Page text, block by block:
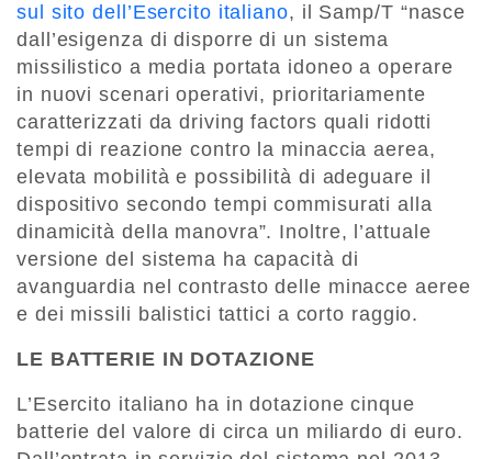
sul sito dell’Esercito italiano, il Samp/T “nasce
dall’esigenza di disporre di un sistema
missilistico a media portata idoneo a operare
in nuovi scenari operativi, prioritariamente
caratterizzati da driving factors quali ridotti
tempi di reazione contro la minaccia aerea,
elevata mobilità e possibilità di adeguare il
dispositivo secondo tempi commisurati alla
dinamicità della manovra”. Inoltre, l’attuale
versione del sistema ha capacità di
avanguardia nel contrasto delle minacce aeree
e dei missili balistici tattici a corto raggio.
LE BATTERIE IN DOTAZIONE
L’Esercito italiano ha in dotazione cinque
batterie del valore di circa un miliardo di euro.